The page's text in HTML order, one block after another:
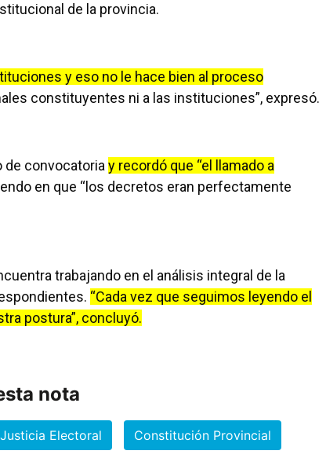
de la provincia.
y eso no le hace bien al proceso
constituyentes ni a las instituciones”, expresó.
de convocatoria y recordó que “el llamado a
en que “los decretos eran perfectamente
trabajando en el análisis integral de la
“Cada vez que seguimos leyendo el
postura”, concluyó.
nota
Justicia Electoral Constitución Provincial